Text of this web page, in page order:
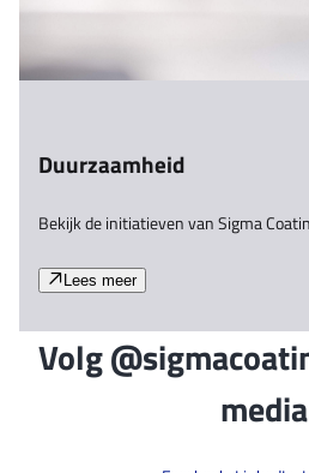
Duurzaamheid
Bekijk de initiatieven van Sigma
Lees meer
Volg